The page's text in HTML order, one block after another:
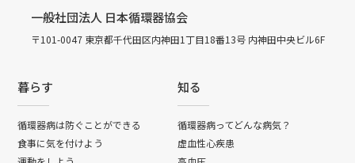
一般社団法人 日本循環器協会
〒101-0047 東京都千代田区内神田1丁目18番13号 内神田中央ビル6F
暮らす
循環器病は防ぐことができる
食事に気を付けよう
知る
循環器病ってどんな病気？
虚血性心疾患